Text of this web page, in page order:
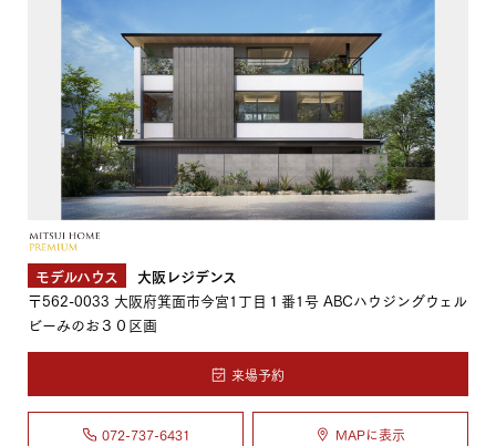
モデルハウス 大阪レジデンス
〒562-0033 大阪府箕面市今宮1丁目１番1号 ABCハウジングウェル
ビーみのお３０区画
来場予約
072-737-6431 MAPに表示